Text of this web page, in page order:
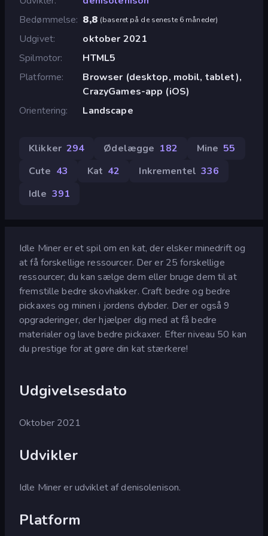
Bedømmelse 8,8 (baseret på de seneste 6 måneder)
Udgivet
oktober 2021
Spilmotor
HTML5
Platforme
Browser (desktop, mobil, tablet),
CrazyGames-app (iOS)
Orientering
Landscape
Klikker 294 Ødelægge 182 Mine 55
Cute 43 Kat 42 Inkrementel 336
Idle 391
Idle Miner er et spil om en kat, der elsker minedrift og
at få forskellige ressourcer. Der er 25 forskellige
ressourcer; du kan sælge dem eller bruge dem til at
fremstille bedre skovhakker. Craft bedre og bedre
pickaxes og minen i jordens dybder. Der er også 9
opgraderinger, der hjælper dig med at få bedre
materialer og lave bedre pickaxer. Efter niveau 50 kan
du prestige for at gøre din kat stærkere!
Udgivelsesdato
Oktober 2021
Udvikler
Idle Miner er udviklet af denisolenison.
Platform